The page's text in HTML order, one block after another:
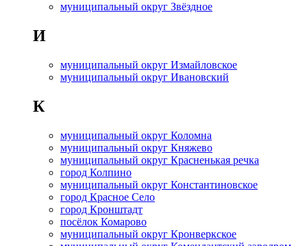
муниципальный округ Звёздное
И
муниципальный округ Измайловское
муниципальный округ Ивановский
К
муниципальный округ Коломна
муниципальный округ Княжево
муниципальный округ Красненькая речка
город Колпино
муниципальный округ Константиновское
город Красное Село
город Кронштадт
посёлок Комарово
муниципальный округ Кронверкское